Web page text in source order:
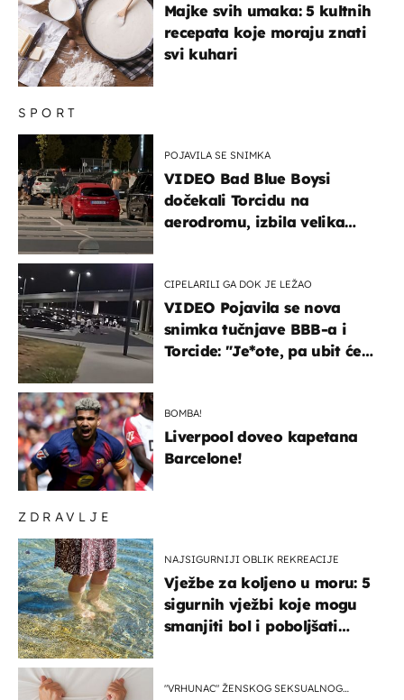
ZDRAVLJE
NAJSIGURNIJI OBLIK REKREACIJE
Vježbe za koljeno u moru: 5
sigurnih vježbi koje mogu
smanjiti bol i poboljšati
"VRHUNAC" ŽENSKOG SEKSUALNOG
SPORT
POJAVILA SE SNIMKA
VIDEO Bad Blue Boysi
dočekali Torcidu na
aerodromu, izbila velika
CIPELARILI GA DOK JE LEŽAO
VIDEO Pojavila se nova
snimka tučnjave BBB-a i
Torcide: "Je*ote, pa ubit će
BOMBA!
Liverpool doveo kapetana
Barcelone!
Majke svih umaka: 5 kultnih
recepata koje moraju znati
svi kuhari